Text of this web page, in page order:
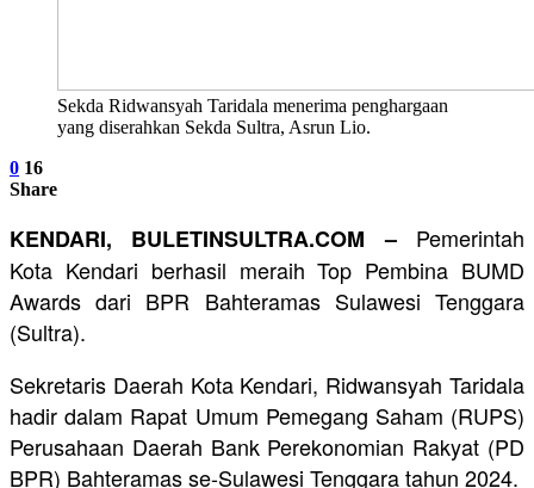
Sekda Ridwansyah Taridala menerima penghargaan
yang diserahkan Sekda Sultra, Asrun Lio.
0 16
Share
KENDARI, BULETINSULTRA.COM –Pemerintah
Kota Kendari berhasil meraih Top Pembina BUMD
Awards dari BPR Bahteramas Sulawesi Tenggara
(Sultra).
Sekretaris Daerah Kota Kendari, Ridwansyah Taridala
hadir dalam Rapat Umum Pemegang Saham (RUPS)
Perusahaan Daerah Bank Perekonomian Rakyat (PD
BPR) Bahteramas se-Sulawesi Tenggara tahun 2024.